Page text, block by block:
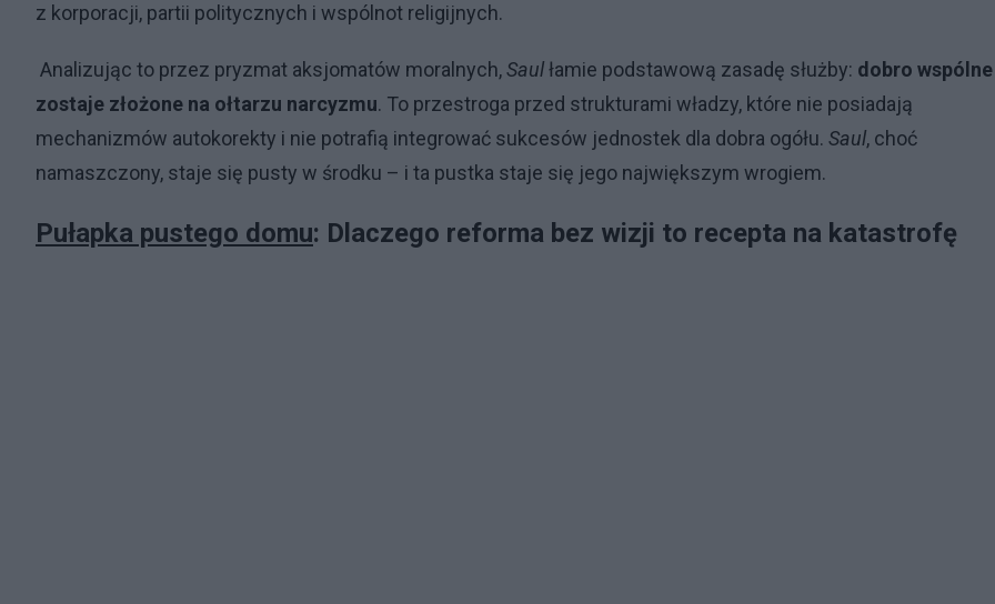
z korporacji, partii politycznych i wspólnot religijnych.
Analizując to przez pryzmat aksjomatów moralnych,Saulłamie podstawową zasadę służby: dobro wspólne
zostaje złożone na ołtarzu narcyzmu. To przestroga przed strukturami władzy, które nie posiadają
mechanizmów autokorekty i nie potrafią integrować sukcesów jednostek dla dobra ogółu. Saul, choć
namaszczony, staje się pusty w środku – i ta pustka staje się jego największym wrogiem.
Pułapka pustego domu: Dlaczego reforma bez wizji to recepta na katastrofę